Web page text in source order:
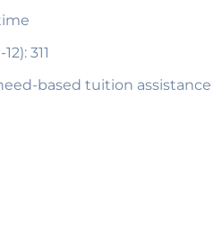
311
based tuition assistance